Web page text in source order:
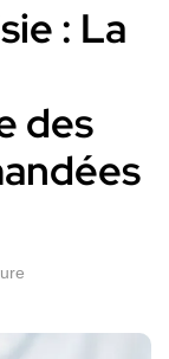
: La
des